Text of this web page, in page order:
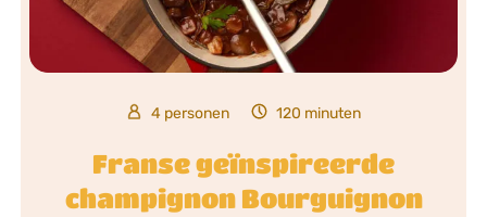
4 personen 120 minuten
Franse geïnspireerde
champignon Bourguignon